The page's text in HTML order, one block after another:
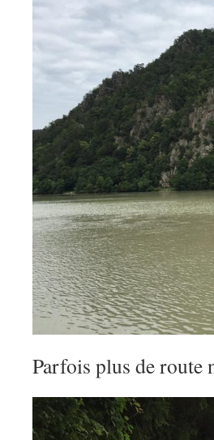
Parfois plus de route